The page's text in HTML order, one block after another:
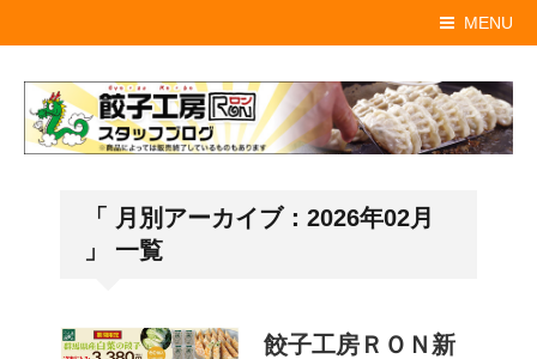
MENU
「 月別アーカイブ：2026年02月
」 一覧
餃子工房ＲＯＮ新